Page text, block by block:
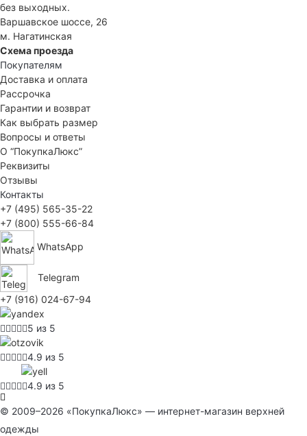
без выходных.
Варшавское шоссе, 26
м. Нагатинская
Схема проезда
Покупателям
Доставка и оплата
Рассрочка
Гарантии и возврат
Как выбрать размер
Вопросы и ответы
О “ПокупкаЛюкс”
Реквизиты
Отзывы
Контакты
+7 (495) 565-35-22
+7 (800) 555-66-84
WhatsApp
Telegram
+7 (916) 024-67-94
5 из 5
4.9 из 5
4.9 из 5
© 2009–2026 «ПокупкаЛюкс» — интернет-магазин верхней
одежды